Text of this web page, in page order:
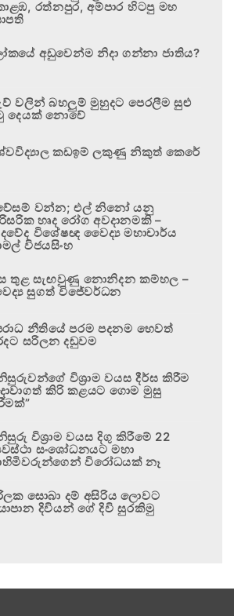
රත්නපුර, අම්පාර හිටපු මහ
අඩුවෙන්ම නිදා ගන්නා ජාතිය?
වලින් බහලුම් මුහුදට පෙරලීම සුළු
දෙයක් නොවේ
කඩඉම් ලකුණු නිකුත් කෙරේ
වන්න; එල් නිනෝ යනු
හෘද රෝග අවදානමකි –
විශේෂඥ වෛද්‍ය මහාචාර්ය
විජයසිංහ
තුළ සැඟවුණු නොනිදන කම්හල –
සුගත් විජේවර්ධන
නීතියේ පරම පදනම හෙවත්
සරිලන දඬුවම
විශ්‍රාම වයස දීර්ඝ කිරීම
කිරි කළයට ගොම මුසු
විශ්‍රාම වයස දිගු කිරීමේ 22
සංශෝධනයට මහා
විරෝධයක් නෑ
සොබා දම් අසිරිය ලොවට
දිවියන් ගේ දිවි සුරකිමු